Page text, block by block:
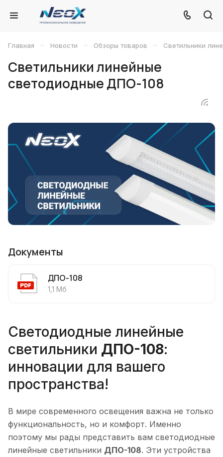
Главная – Новости – Обзоры товаров – Светильники
Светильники линейные
светодиодные ДПО-108
Документы
ДПО-108
1,1 Мб
Светодиодные линейные
светильники ДПО-108:
инновации для вашего
пространства!
В мире современного освещения важна не только
функциональность, но и комфорт. Именно
поэтому мы рады представить вам светодиодные
линейные светильники ДПО-108. Эти устройства